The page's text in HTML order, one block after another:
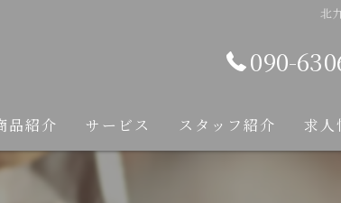
北
090-
品紹介 サービス
カット
スタッフ紹介 求人